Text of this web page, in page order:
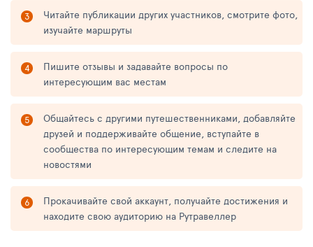
Читайте публикации других участников, смотрите фото,
изучайте маршруты
Пишите отзывы и задавайте вопросы по
интересующим вас местам
Общайтесь с другими путешественниками, добавляйте
друзей и поддерживайте общение, вступайте в
сообщества по интересующим темам и следите на
новостями
Прокачивайте свой аккаунт, получайте достижения и
находите свою аудиторию на Рутравеллер